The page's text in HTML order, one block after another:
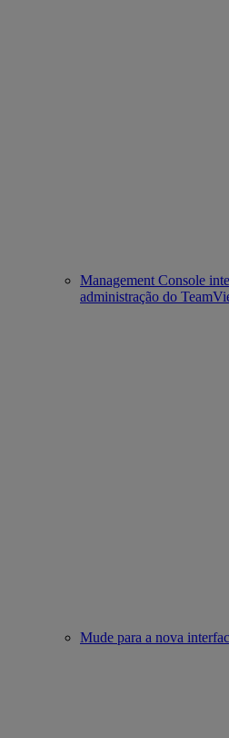
Management Console
administração do
Mude para a nova